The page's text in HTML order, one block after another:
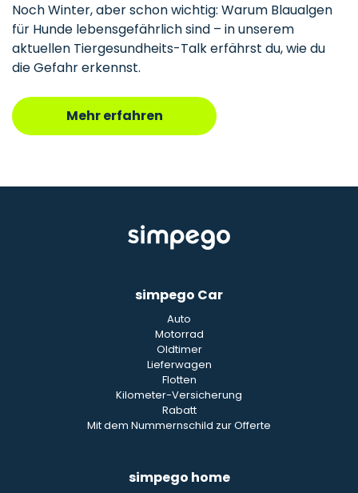
Noch Winter, aber schon wichtig: Warum Blaualgen
für Hunde lebensgefährlich sind – in unserem
aktuellen Tiergesundheits-Talk erfährst du, wie du
die Gefahr erkennst.
Mehr erfahren
simpego Car
Auto
Motorrad
Oldtimer
Lieferwagen
Flotten
Kilometer-Versicherung
Rabatt
Mit dem Nummernschild zur Offerte
simpego home